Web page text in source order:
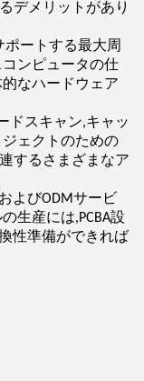
デメリットがあり
ポートする最大周
ンピュータの仕
なハードウェア
ドスキャン,キャッ
ェクトのための
するさまざまなア
よびODMサービ
生産には,PCBA設
性準備ができれば